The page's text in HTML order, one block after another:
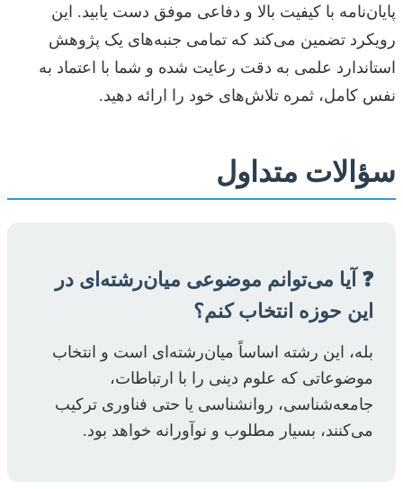
پایان‌نامه با کیفیت بالا و دفاعی موفق دست یابید. این
رویکرد تضمین می‌کند که تمامی جنبه‌های یک پژوهش
استاندارد علمی به دقت رعایت شده و شما با اعتماد به
نفس کامل، ثمره تلاش‌های خود را ارائه دهید.
سؤالات متداول
❓ آیا می‌توانم موضوعی میان‌رشته‌ای در
این حوزه انتخاب کنم؟
بله، این رشته اساساً میان‌رشته‌ای است و انتخاب
موضوعاتی که علوم دینی را با ارتباطات،
جامعه‌شناسی، روانشناسی یا حتی فناوری ترکیب
می‌کنند، بسیار مطلوب و نوآورانه خواهد بود.